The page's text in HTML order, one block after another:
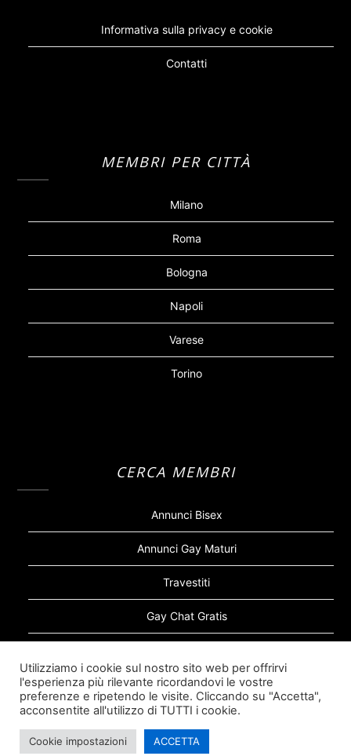
Informativa sulla privacy e cookie
Contatti
MEMBRI PER CITTÀ
Milano
Roma
Bologna
Napoli
Varese
Torino
CERCA MEMBRI
Annunci Bisex
Annunci Gay Maturi
Travestiti
Gay Chat Gratis
Sugar Daddy Gay
Utilizziamo i cookie sul nostro sito web per offrirvi
l'esperienza più rilevante ricordandovi le vostre
preferenze e ripetendo le visite. Cliccando su "Accetta",
acconsentite all'utilizzo di TUTTI i cookie.
Cookie impostazioni ACCETTA